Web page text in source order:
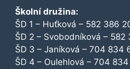
Školní družina:
ŠD 1 – Huťková – 582 386
ŠD 2 – Svobodníková – 582
ŠD 3 – Janíková – 704 834
ŠD 4 – Oulehlová – 704